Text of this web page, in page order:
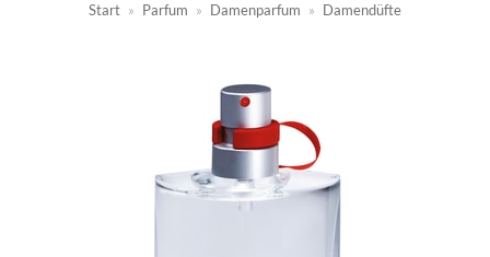
Start » Parfum » Damenparfum » Damendüfte